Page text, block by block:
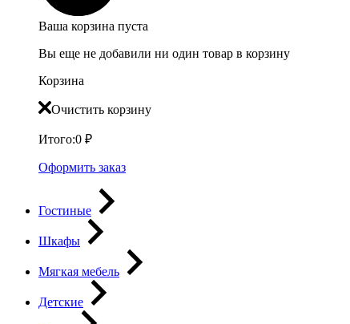
Ваша корзина пуста
Вы еще не добавили ни один товар в корзину
Корзина
Очистить корзину
Итого:0 ₽
Оформить заказ
Гостиные
Шкафы
Мягкая мебель
Детские